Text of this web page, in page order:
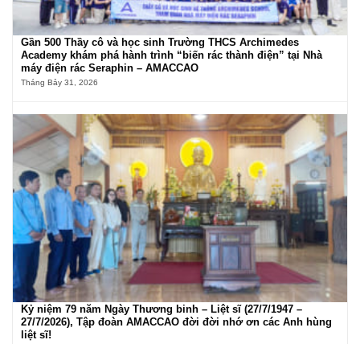
Gần 500 Thầy cô và học sinh Trường THCS Archimedes
Academy khám phá hành trình “biến rác thành điện” tại Nhà
máy điện rác Seraphin – AMACCAO
Tháng Bảy 31, 2026
Kỷ niệm 79 năm Ngày Thương binh – Liệt sĩ (27/7/1947 –
27/7/2026), Tập đoàn AMACCAO đời đời nhớ ơn các Anh hùng
liệt sĩ!